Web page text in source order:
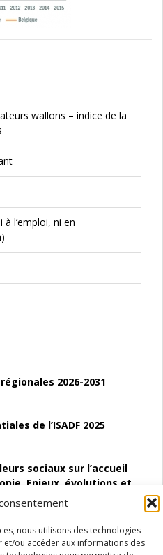
nous utilisons des technologies
ou accéder aux informations des
wallons – indice de la
à l’emploi, ni en
2026-2031
de l’ISADF 2025
sociaux sur l’accueil
Enjeux, évolutions et